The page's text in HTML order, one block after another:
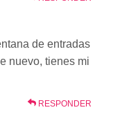
de entradas
nuevo, tienes mi
RESPONDER